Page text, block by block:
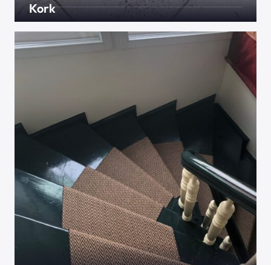
Kork
Der Fußboden für Liebhaber. Wer ihn hat möchte
ihn nicht mehr missen, aber der Weg dorthin ist
lang. Ein Nischenprodukt aus natürlichen